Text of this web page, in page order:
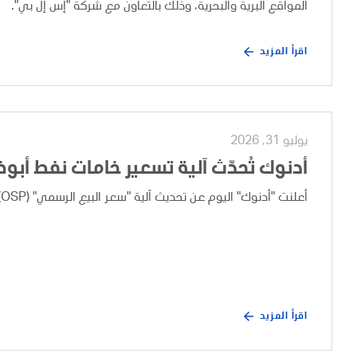
المواقع البرية والبحرية، وذلك بالتعاون مع شركة "إس إل بي".
اقرأ المزيد
يوليو 31, 2026
أدنوك تُحدّث آلية تسعير خامات نفط
أعلنت "أدنوك" اليوم عن تحديث آلية "سعر البيع الرسمي" (OSP) لخامات نفط أبوظبي، وذلك بعد إجراء مراجعة تجارية دورية.
اقرأ المزيد